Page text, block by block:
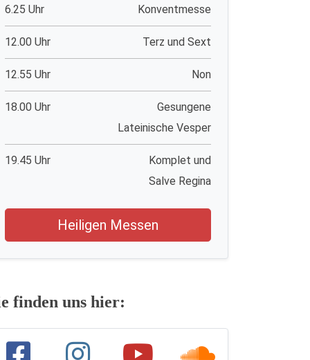
6.25 Uhr Konventmesse
12.00 Uhr Terz und Sext
12.55 Uhr Non
18.00 Uhr
Gesungene
Lateinische Vesper
19.45 Uhr
Komplet und
Salve Regina
Heiligen Messen
finden uns hier: